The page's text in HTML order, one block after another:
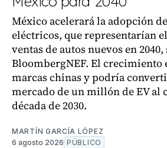
México acelerará la adopción
eléctricos, que representarían
ventas de autos nuevos en 2040,
BloombergNEF. El crecimiento
marcas chinas y podría
mercado de un millón de EV al
década de 2030.
MARTÍN GARCÍA LÓPEZ
6 agosto 2026 PÚBLICO